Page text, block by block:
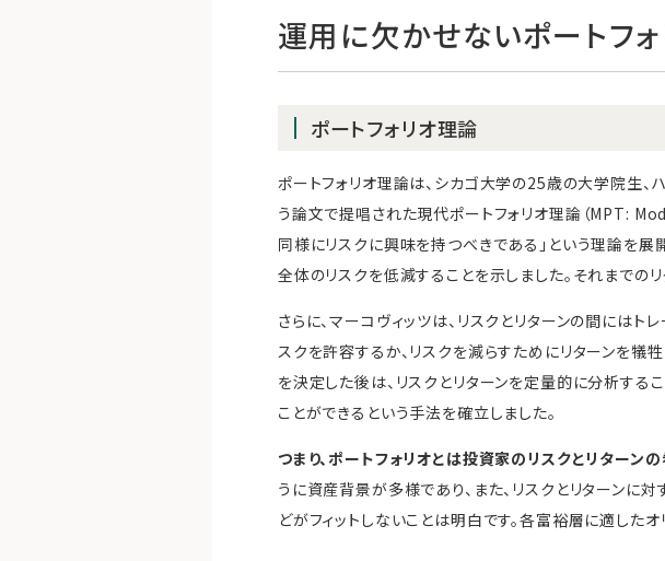
運用に欠かせないポートフ
ポートフォリオ理論
ポートフォリオ理論は、シカゴ大学の25歳の大学院生、
う論文で提唱された現代ポートフォリオ理論（MPT:
同様にリスクに興味を持つべきである」という理論を展
全体のリスクを低減することを示しました。それまでの
さらに、マーコヴィッツは、リスクとリターンの間には
スクを許容するか、リスクを減らすためにリターンを
を決定した後は、リスクとリターンを定量的に分析す
ことができるという手法を確立しました。
つまり、ポートフォリオとは投資家のリスクとリターン
うに資産背景が多様であり、また、リスクとリターンに
どがフィットしないことは明白です。各富裕層に適した